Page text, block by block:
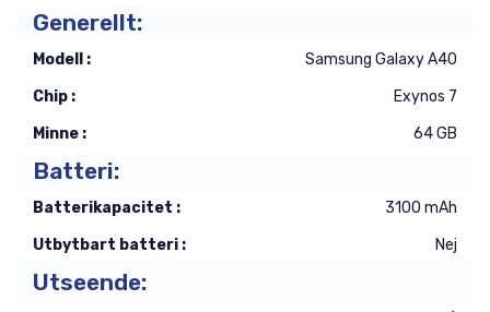
Generellt:
Modell :
Samsung Galaxy A40
Chip :
Exynos 7
Minne :
64 GB
Batteri:
Batterikapacitet :
3100 mAh
Utbytbart batteri :
Nej
Utseende: